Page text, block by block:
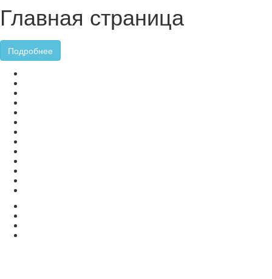
Главная страница
Подробнее